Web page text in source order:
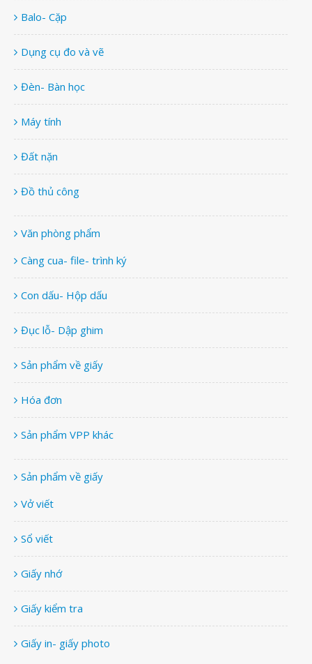
Balo- Cặp
Dụng cụ đo và vẽ
Đèn- Bàn học
Máy tính
Đất nặn
Đồ thủ công
Văn phòng phẩm
Càng cua- file- trình ký
Con dấu- Hộp dấu
Đục lỗ- Dập ghim
Sản phẩm về giấy
Hóa đơn
Sản phẩm VPP khác
Sản phẩm về giấy
Vở viết
Sổ viết
Giấy nhớ
Giấy kiểm tra
Giấy in- giấy photo